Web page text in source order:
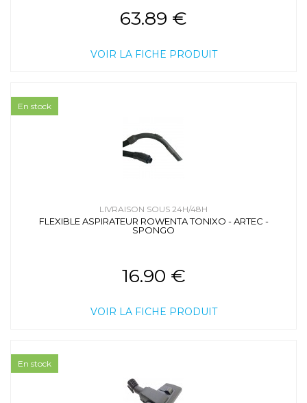
63.89 €
VOIR LA FICHE PRODUIT
LIVRAISON SOUS 24H/48H
FLEXIBLE ASPIRATEUR ROWENTA TONIXO - ARTEC -
SPONGO
16.90 €
VOIR LA FICHE PRODUIT
En stock
En stock